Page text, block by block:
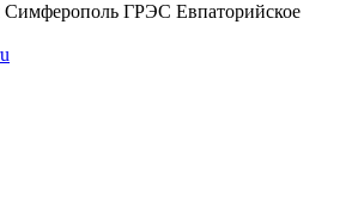
ГРЭС Евпаторийское